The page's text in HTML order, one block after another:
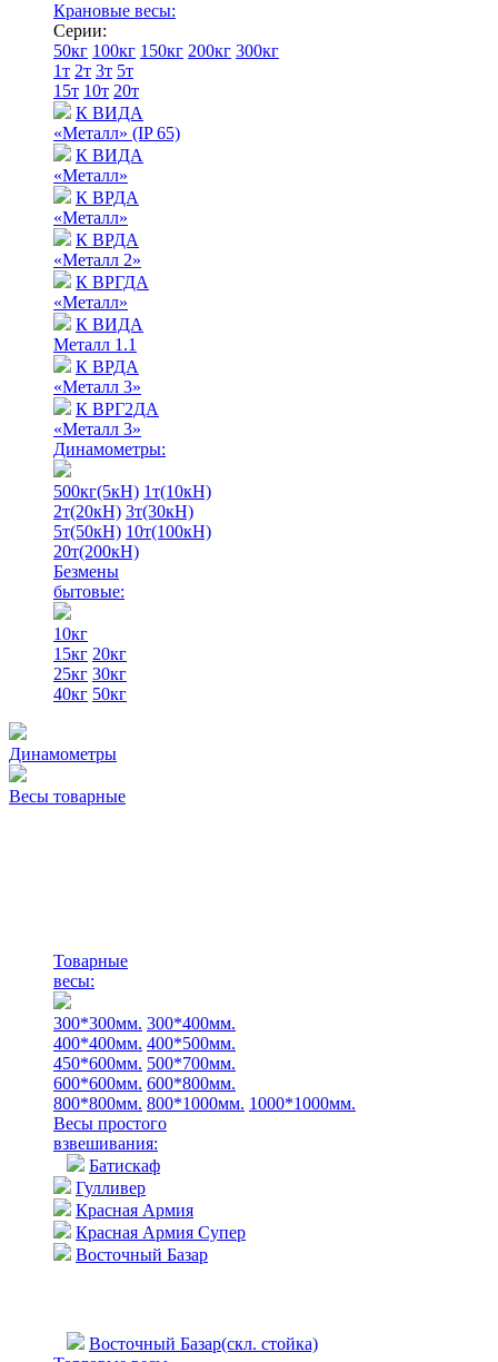
Крановые весы:
Серии:
50кг 100кг 150кг 200кг 300кг
1т 2т 3т 5т
15т 10т 20т
К ВИДА
«Металл» (IP 65)
К ВИДА
«Металл»
К ВРДА
«Металл»
К ВРДА
«Металл 2»
К ВРГДА
«Металл»
К ВИДА
Металл 1.1
К ВРДА
«Металл 3»
К ВРГ2ДА
«Металл 3»
Динамометры:
500кг(5кН) 1т(10кН)
2т(20кН) 3т(30кН)
5т(50кН) 10т(100кН)
20т(200кН)
Безмены
бытовые:
10кг
15кг 20кг
25кг 30кг
40кг 50кг
Динамометры
Весы товарные
Товарные
весы:
300*300мм. 300*400мм.
400*400мм. 400*500мм.
450*600мм. 500*700мм.
600*600мм. 600*800мм.
800*800мм. 800*1000мм. 1000*1000мм.
Весы простого
взвешивания:
Батискаф
Гулливер
Красная Армия
Красная Армия Супер
Восточный Базар
Восточный Базар(скл. стойка)